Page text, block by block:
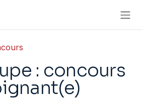
: concours